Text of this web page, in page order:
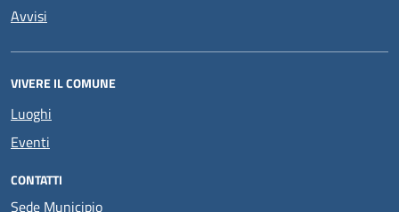
Avvisi
VIVERE IL COMUNE
Luoghi
Eventi
CONTATTI
Sede Municipio